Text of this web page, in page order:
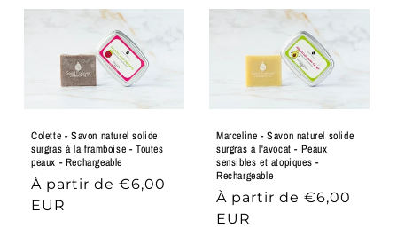
Colette - Savon naturel solide
surgras à la framboise - Toutes
peaux - Rechargeable
Prix
habituel
À partir de €6,00
EUR
Marceline - Savon naturel solide
surgras à l'avocat - Peaux
sensibles et atopiques -
Rechargeable
Prix
habituel
À partir de €6,00
EUR